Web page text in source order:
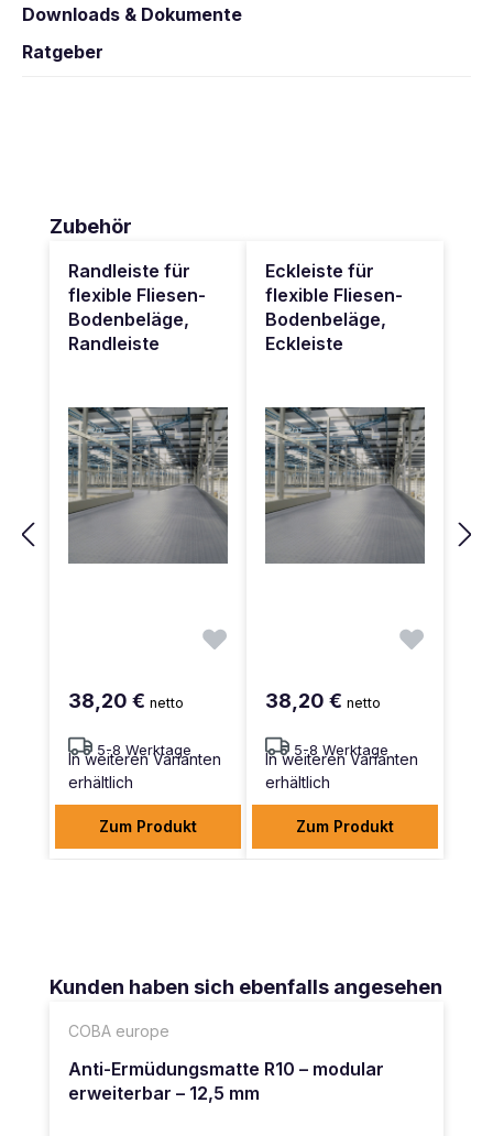
Downloads & Dokumente
Ratgeber
Produktgalerie überspringen
Zubehör
Randleiste für
flexible Fliesen-
Bodenbeläge,
Randleiste
38,20 € netto
5-8 Werktage
In weiteren Varianten
erhältlich
Zum Produkt
Eckleiste für
flexible Fliesen-
Bodenbeläge,
Eckleiste
38,20 € netto
5-8 Werktage
In weiteren Varianten
erhältlich
Zum Produkt
Produktgalerie überspringen
Kunden haben sich ebenfalls angesehen
COBA europe
Anti-Ermüdungsmatte R10 – modular
erweiterbar – 12,5 mm